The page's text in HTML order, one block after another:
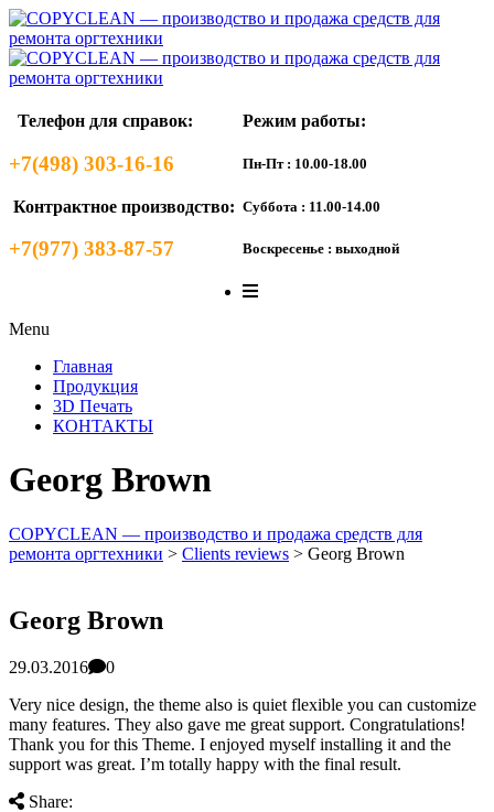
Телефон для справок:
+7(498) 303-16-16
Контрактное производство:
+7(977) 383-87-57
Режим работы:
Пн-Пт : 10.00-18.00
Суббота : 11.00-14.00
Воскресенье : выходной
Menu
Главная
Продукция
3D Печать
КОНТАКТЫ
Georg Brown
COPYCLEAN — производство и продажа средств для
ремонта оргтехники > Clients reviews > Georg Brown
Georg Brown
29.03.2016
0
Very nice design, the theme also is quiet flexible you can customize
many features. They also gave me great support. Congratulations!
Thank you for this Theme. I enjoyed myself installing it and the
support was great. I’m totally happy with the final result.
Share: